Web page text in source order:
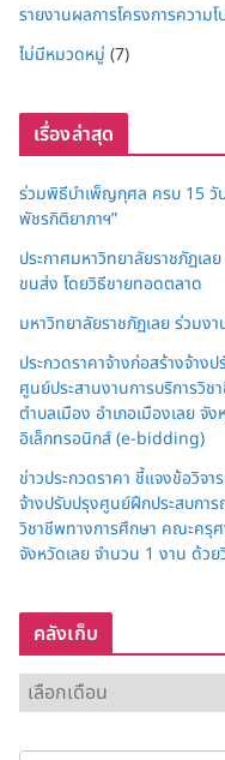
รายงานผลการโครงการความ
ไม่มีหมวดหมู่ (7)
เรื่องล่าสุด
ร่วมพิธีบำเพ็ญกุศล ครบ 15 วั
พัชรกิติยาภาฯ”
ประกาศมหาวิทยาลัยราชภัฏเ
ขนส่ง โดยวิธีขายทอดตลาด
มหาวิทยาลัยราชภัฏเลย ร่วมง
ประกวดราคาจ้างก่อสร้างจ้า
ศูนย์ประสานงานการบริการวิ
ตำบลเมือง อำเภอเมืองเลย จั
อิเล็กทรอนิกส์ (e-bidding)
ข่าวประกวดราคา ชี้แจงข้อวิจา
จ้างปรับปรุงศูนย์ฝึกประสบกา
วิชาชีพทางการศึกษา คณะครุศ
จังหวัดเลย จำนวน 1 งาน ด้ว
คลังเก็บ
ลั
ง